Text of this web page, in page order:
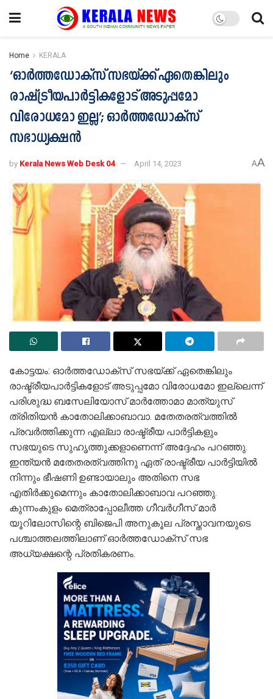
Home KERALA
‘ഓർത്തഡോക്സ് സഭയ്ക്ക് ഏതെങ്കിലും
രാഷ്ട്രീയപാർട്ടികളോട് അടുപ്പമോ
വിരോധമോ ഇല്ല’; ഓർത്തഡോക്സ്
സഭാധ്യക്ഷൻ
by Kerala News Web Desk 04 April 14, 2023 AA
കോട്ടയം: ഓർത്തഡോക്സ് സഭയ്ക്ക് ഏതെങ്കിലും
രാഷ്ട്രീയപാർട്ടികളോട് അടുപ്പമോ വിരോധമോ ഇല്ലെന്ന്
പരിശുദ്ധ ബസേലിയോസ് മാർത്തോമാ മാത്യുസ്
ത്രിതിയൻ കാതോലിക്കാബാവാ. മതേതരത്വത്തിൽ
പ്രവർത്തിക്കുന്ന എല്ലാ രാഷ്ട്രീയ പാർട്ടികളും
സഭയുടെ സുഹൃത്തുക്കളാണെന്ന് അദ്ദേഹം പറഞ്ഞു.
ഇന്ത്യൻ മതേതരത്വത്തിനു ഏത് രാഷ്ട്രീയ പാർട്ടിയിൽ
നിന്നും ഭീഷണി ഉണ്ടായാലും അതിനെ സഭ
എതിർക്കുമെന്നും കാതോലിക്കാബാവ പറഞ്ഞു.
കുന്നംകുളം മെത്രാപ്പോലീത്ത ഗീവർഗീസ് മാർ
യൂറിലോസിന്റെ ബിജെപി അനുകൂല പ്രസ്താവനയുടെ
പശ്ചാത്തലത്തിലാണ് ഓർത്തഡോക്സ് സഭ
അധ്യക്ഷന്റെ പ്രതികരണം.